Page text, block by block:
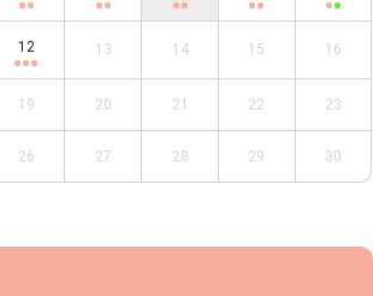
12 13 14 15 16
19 20 21 22 23
26 27 28 29 30